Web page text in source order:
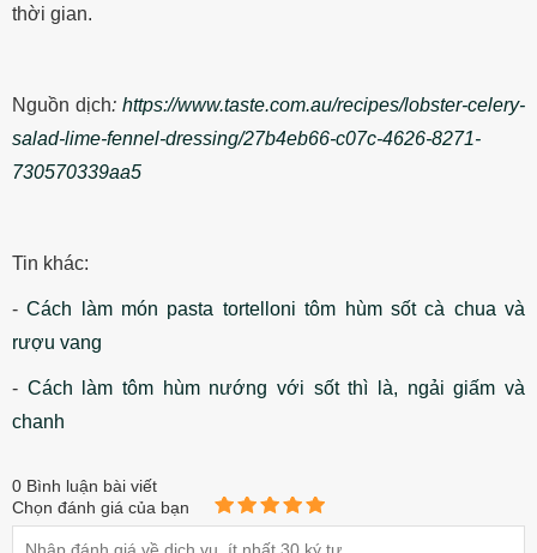
thời gian.
Nguồn dịch: https://www.taste.com.au/recipes/lobster-celery-
salad-lime-fennel-dressing/27b4eb66-c07c-4626-8271-
730570339aa5
Tin khác:
-Cách làm món pasta tortelloni tôm hùm sốt cà chua và
rượu vang
- Cách làm tôm hùm nướng với sốt thì là, ngải giấm và
chanh
0 Bình luận bài viết
Chọn đánh giá của bạn